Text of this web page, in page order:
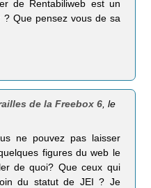
de Rentabiliweb est un
? Que pensez vous de sa
de la Freebox 6, le
ne pouvez pas laisser
figures du web le
de quoi? Que ceux qui
du statut de JEI ? Je